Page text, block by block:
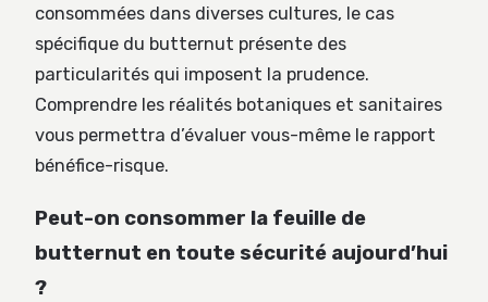
consommées dans diverses cultures, le cas
spécifique du butternut présente des
particularités qui imposent la prudence.
Comprendre les réalités botaniques et sanitaires
vous permettra d’évaluer vous-même le rapport
bénéfice-risque.
Peut-on consommer la feuille de
butternut en toute sécurité aujourd’hui
?